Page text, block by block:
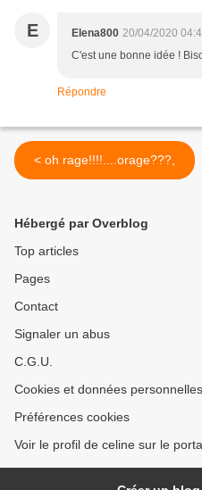
E Elena800 20/04/2020
C'est une bonne idée !
Répondre
< oh rage!!!!....orage???,
Hébergé par Overblog
Top articles
Pages
Contact
Signaler un abus
C.G.U.
Cookies et données personnelles
Préférences cookies
Voir le profil de celine sur le